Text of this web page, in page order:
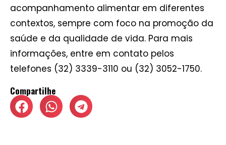
acompanhamento alimentar em diferentes
contextos, sempre com foco na promoção da
saúde e da qualidade de vida. Para mais
informações, entre em contato pelos
telefones (32) 3339-3110 ou (32) 3052-1750.
Compartilhe